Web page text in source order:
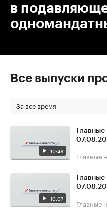
в
Все выпуски
За все время
10:48 Главные
10:07 Главные